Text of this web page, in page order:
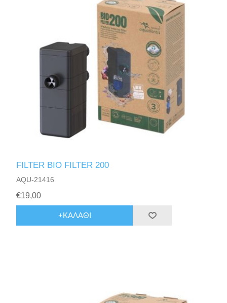
FILTER BIO FILTER 200
AQU-21416
€19,00
+ΚΑΛΆΘΙ